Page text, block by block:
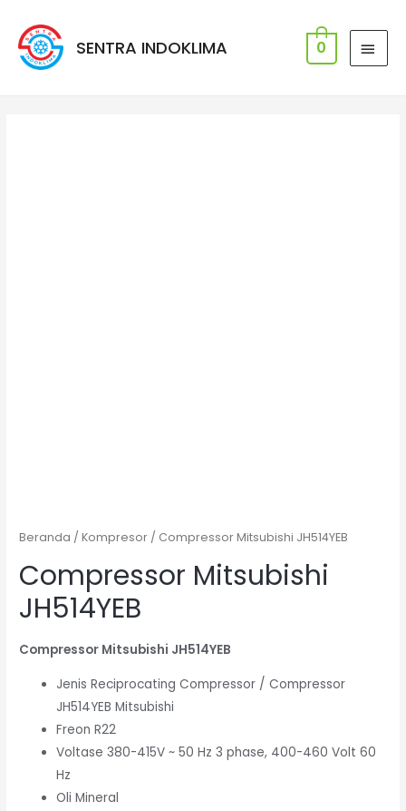
SENTRA INDOKLIMA 0
Beranda /Kompresor / Compressor Mitsubishi JH514YEB
Compressor Mitsubishi
JH514YEB
Compressor Mitsubishi JH514YEB
Jenis Reciprocating Compressor / Compressor
JH514YEB Mitsubishi
Freon R22
Voltase 380-415V ~ 50 Hz 3 phase, 400-460 Volt 60
Hz
Oli Mineral